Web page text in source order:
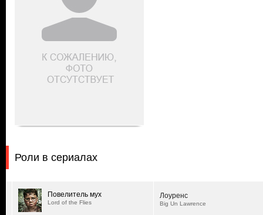
Роли в сериалах
Повелитель мух
Lord of the Flies
Лоуренс
Big Un Lawrence